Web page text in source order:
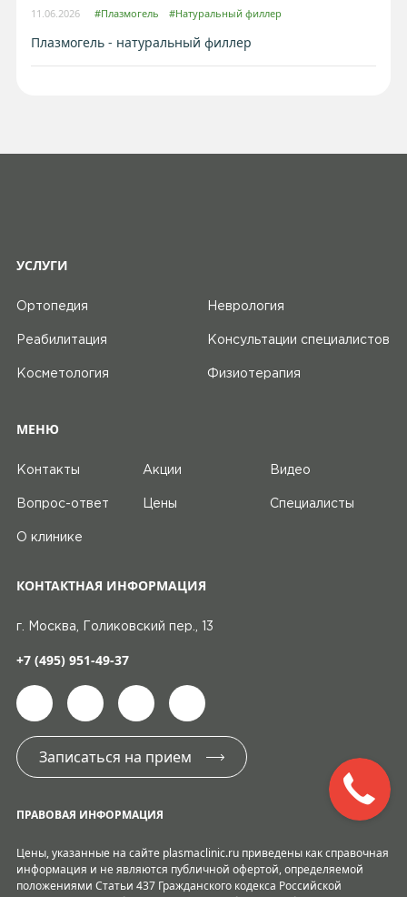
11.06.2026 #Плазмогель #Натуральный филлер
Плазмогель - натуральный филлер
УСЛУГИ
Ортопедия Неврология
Реабилитация Консультации специалистов
Косметология Физиотерапия
МЕНЮ
Контакты Акции Видео
Вопрос-ответ Цены Специалисты
О клинике
КОНТАКТНАЯ ИНФОРМАЦИЯ
г. Москва, Голиковский пер., 13
+7 (495) 951-49-37
Записаться на прием
ПРАВОВАЯ ИНФОРМАЦИЯ
Цены, указанные на сайте plasmaclinic.ru приведены как справочная
информация и не являются публичной офертой, определяемой
положениями Статьи 437 Гражданского кодекса Российской